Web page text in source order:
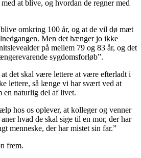
at blive, og hvordan de regner med
omkring 100 år, og at de vil dø mæt
Men det hænger jo ikke
på mellem 79 og 83 år, og det
sygdomsforløb”.
det skal være lettere at være efterladt i
lettere, så længe vi har svært ved at
en naturlig del af livet.
hos os oplever, at kolleger og venner
hvad de skal sige til en mor, der har
menneske, der har mistet sin far.”
frem.